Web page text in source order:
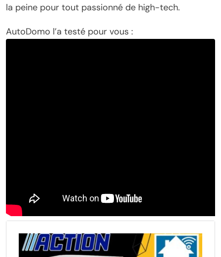
la peine pour tout passionné de high-tech.
AutoDomo l’a testé pour vous :